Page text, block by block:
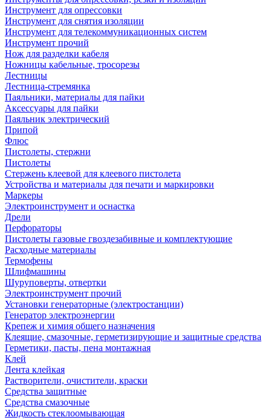
Инструмент для опрессовки
Инструмент для снятия изоляции
Инструмент для телекоммуникационных систем
Инструмент прочий
Нож для разделки кабеля
Ножницы кабельные, тросорезы
Лестницы
Лестница-стремянка
Паяльники, материалы для пайки
Аксессуары для пайки
Паяльник электрический
Припой
Флюс
Пистолеты, стержни
Пистолеты
Стержень клеевой для клеевого пистолета
Устройства и материалы для печати и маркировки
Маркеры
Электроинструмент и оснастка
Дрели
Перфораторы
Пистолеты газовые гвоздезабивные и комплектующие
Расходные материалы
Термофены
Шлифмашины
Шуруповерты, отвертки
Электроинструмент прочий
Установки генераторные (электростанции)
Генератор электроэнергии
Крепеж и химия общего назначения
Клеящие, смазочные, герметизирующие и защитные средства
Герметики, пасты, пена монтажная
Клей
Лента клейкая
Растворители, очистители, краски
Средства защитные
Средства смазочные
Жидкость стеклоомывающая